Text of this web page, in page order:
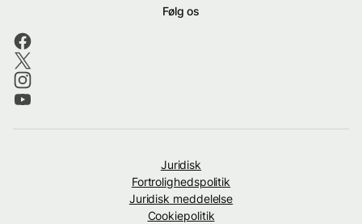
Følg os
Juridisk
Fortrolighedspolitik
Juridisk meddelelse
Cookiepolitik